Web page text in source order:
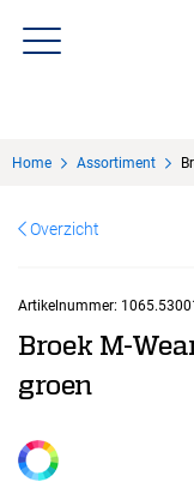
Over Sisa
KMS
Uitzendbureau?
Home Assortiment
Overzicht
Artikelnummer:
Broek M-
groen